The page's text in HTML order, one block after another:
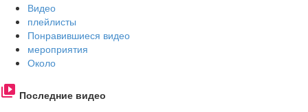
Видео
плейлисты
Понравившиеся видео
мероприятия
Около
Последние видео